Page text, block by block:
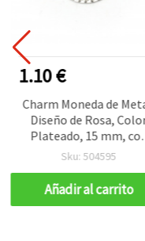
1.10 €
Charm Moneda de
Diseño de Rosa,
Plateado, 15 mm,
Anilla, 50 unidades, para
Sku: 504595
Añadir al carrito